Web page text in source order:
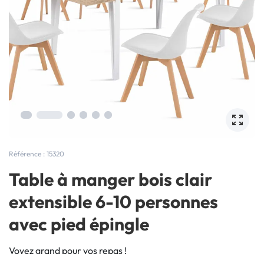
Référence : 15320
Table à manger bois clair
extensible 6-10 personnes
avec pied épingle
Voyez grand pour vos repas !